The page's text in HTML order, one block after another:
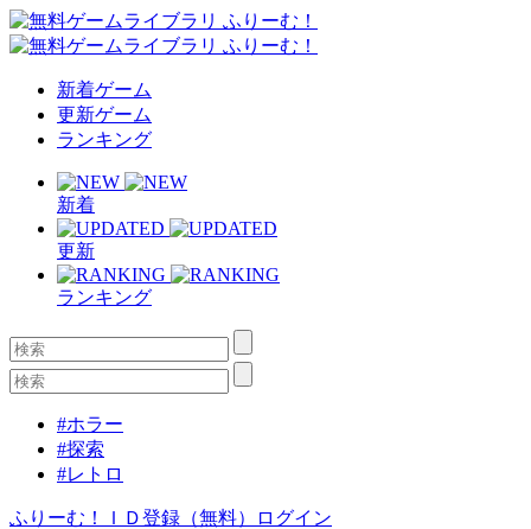
新着ゲーム
更新ゲーム
ランキング
新着
更新
ランキング
#ホラー
#探索
#レトロ
ふりーむ！ＩＤ登録（無料） ログイン